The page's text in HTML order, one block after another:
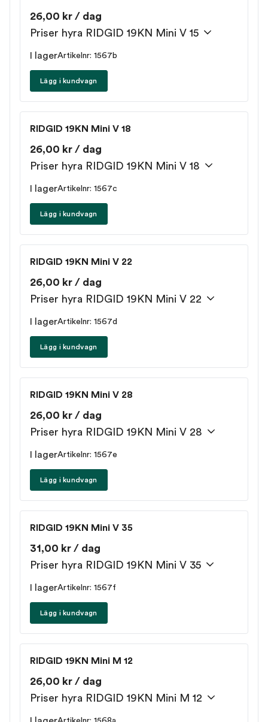
26,00 kr / dag
Priser hyra RIDGID 19KN Mini V 15
I lagerArtikelnr: 1567b
Lägg i kundvagn
RIDGID 19KN Mini V 18
26,00 kr / dag
Priser hyra RIDGID 19KN Mini V 18
I lagerArtikelnr: 1567c
Lägg i kundvagn
RIDGID 19KN Mini V 22
26,00 kr / dag
Priser hyra RIDGID 19KN Mini V 22
I lagerArtikelnr: 1567d
Lägg i kundvagn
RIDGID 19KN Mini V 28
26,00 kr / dag
Priser hyra RIDGID 19KN Mini V 28
I lagerArtikelnr: 1567e
Lägg i kundvagn
RIDGID 19KN Mini V 35
31,00 kr / dag
Priser hyra RIDGID 19KN Mini V 35
I lagerArtikelnr: 1567f
Lägg i kundvagn
RIDGID 19KN Mini M 12
26,00 kr / dag
Priser hyra RIDGID 19KN Mini M 12